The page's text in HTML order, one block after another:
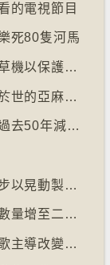
的電視節目
死80隻河馬
【十萬八千里】德國呼籲夜間停用割草機以保護刺蝟等動物
【十萬八千里】北愛爾蘭復興曾聞名於世的亞麻布產業
【十萬八千里】聯合國報告指淡水魚過去50年減少逾八成
【十萬八千里】各地流行攜帶奶油跑步以晃動製造新鮮牛油
【十萬八千里】澳洲野兔免疫管控藥數量增至二億隻
【十萬八千里】流行音樂市場由英文歌主導改變為多國語言歌曲